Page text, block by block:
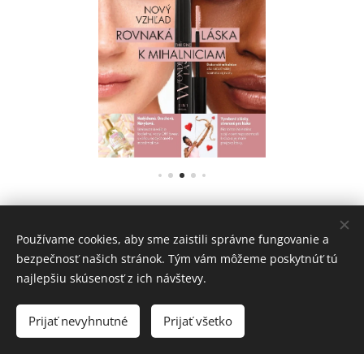
Cookies
Používame cookies, aby sme zaistili správne fungovanie a
bezpečnosť našich stránok. Tým vám môžeme poskytnúť tú
najlepšiu skúsenosť z ich návštevy.
Prijať nevyhnutné Prijať všetko